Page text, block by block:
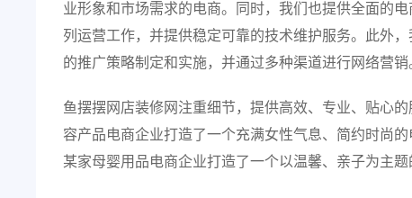
业形象和市场需求的电商。同时，我们也提供全面的
列运营工作，并提供稳定可靠的技术维护服务。此外
的推广策略制定和实施，并通过多种渠道进行网络营销
鱼摆摆网店装修网注重细节，提供高效、专业、贴心
容产品电商企业打造了一个充满女性气息、简约时尚
某家母婴用品电商企业打造了一个以温馨、亲子为主